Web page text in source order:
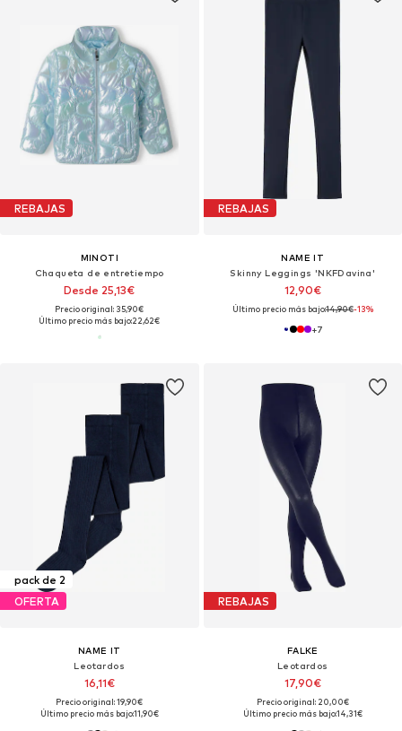
REBAJAS
MINOTI
Chaqueta de entretiempo
Desde 25,13€
Precio original: 35,90€
Último precio más bajo:22,62€
REBAJAS
NAME IT
Skinny Leggings 'NKFDavina'
12,90€
Último precio más bajo:14,90€-13%
+7
pack de 2
OFERTA
NAME IT
Leotardos
16,11€
Precio original: 19,90€
Último precio más bajo:11,90€
REBAJAS
FALKE
Leotardos
17,90€
Precio original: 20,00€
Último precio más bajo:14,31€